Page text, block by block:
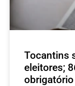
Tocantins
eleitores;
obrigatório